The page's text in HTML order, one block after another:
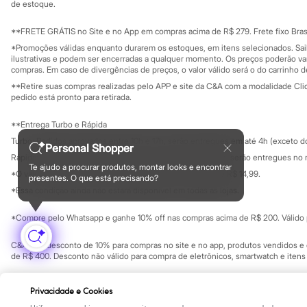
Yessica
Acessórios
Blusas
Calçados
Leggings
Shorts e Bermudas
Tops
Moda íntima
Cintas e Modeladores
Meias
Pijamas
Sutiãs e Tops
Moda praia
Maiôs
Saídas de praia
Personagens
Plus size
Blusas e Camisetas
Calças
Casacos e Jaquetas
Jeans
Personal Shopper
Te ajudo a procurar produtos, montar looks e encontrar
presentes. O que está precisando?
Investidores
Privacidade
Configuração de cookies
Minha privacidade
Educação
Formas de pagamento
de estoque.
**FRETE GRÁTIS no Site e no App em compras acima de R$ 279. Frete fixo
*Promoções válidas enquanto durarem os estoques, em itens selecionados.
ilustrativas e podem ser encerradas a qualquer momento. Os preços poderão
compras. Em caso de divergências de preços, o valor válido será o do carrinho
**Retire suas compras realizadas pelo APP e site da C&A com a modalidade
pedido está pronto para retirada.
**Entrega Turbo e Rápida
Turbo: Pedidos aprovados entre 10h e 17h, serão entregues em até 4h (exceto
Rápida: Pedidos com os pagamentos aprovados até as 10h, serão entregues
*O valor do frete para o turbo é R$ 24,99 e para a rápida é R$ 14,99.
*Essa condição ainda não estará disponível em todas as lojas.
*Compre pelo Whatsapp e ganhe 10% off nas compras acima de R$ 200.
C&A Pay: desconto de 10% para compras no site e no app, produtos vendidos
de R$ 400. Desconto não válido para compra de eletrônicos, smartwatch e
SP Cep: 06455-000 CNPJ 45.242.914/0001-05
Privacidade e Cookies